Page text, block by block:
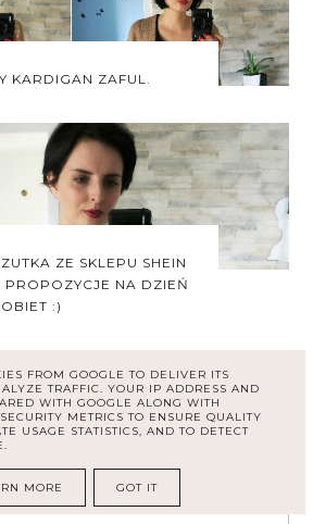
KARDIGAN ZAFUL.
ZE SKLEPU SHEIN
NA DZIEŃ
:)
LICZBA WYŚWIETLEŃ
FROM GOOGLE TO DELIVER ITS
TRAFFIC. YOUR IP ADDRESS AND
WITH GOOGLE ALONG WITH
METRICS TO ENSURE QUALITY
USAGE STATISTICS, AND TO DETECT
MORE GOT IT